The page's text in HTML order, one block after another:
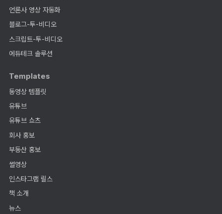
언론사 영상 자동화
블로그-투-비디오
스크립트-투-비디오
에듀테크 솔루션
Templates
동영상 템플릿
유튜브
유튜브 쇼츠
회사 홍보
부동산 홍보
썰영상
인스타그램 릴스
책 소개
뉴스